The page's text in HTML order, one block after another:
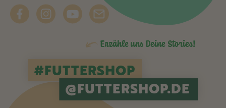
#FUTTERSHOP
@FUTTERSHOP.DE
Erzähle uns Deine Stories!